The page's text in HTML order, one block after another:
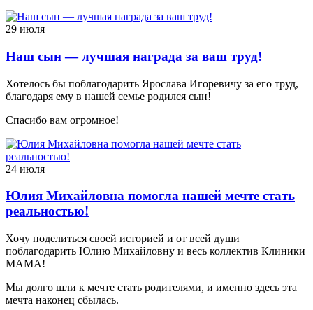
29 июля
Наш сын — лучшая награда за ваш труд!
Хотелось бы поблагодарить Ярослава Игоревичу за его труд,
благодаря ему в нашей семье родился сын!
Спасибо вам огромное!
24 июля
Юлия Михайловна помогла нашей мечте стать
реальностью!
Хочу поделиться своей историей и от всей души
поблагодарить Юлию Михайловну и весь коллектив Клиники
МАМА!
Мы долго шли к мечте стать родителями, и именно здесь эта
мечта наконец сбылась.